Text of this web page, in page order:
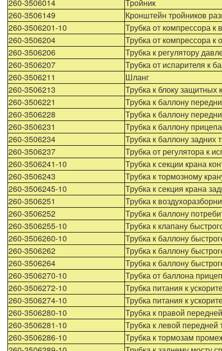
260-3506014
Тройник
260-3506149
Кронштейн тройников
260-3506201-10
Трубка от компрессора к
260-3506204
Трубка от компрессора к
260-3506206
Трубка к регулятору
260-3506207
Трубка от испарителя к
260-3506211
Шланг
260-3506213
Трубка к блоку защитных
260-3506221
Трубка к баллону
260-3506228
Трубка к баллону
260-3506231
Трубка к баллону прицепа
260-3506234
Трубка к баллону задних
260-3506237
Трубка от регулятора к
260-3506241-10
Трубка к секции крана
260-3506243
Трубка к тормозному
260-3506245-10
Трубка к секция крана
260-3506251
Трубка к
260-3506252
Трубка к баллону
260-3506255-10
Трубка к клапану
260-3506260-10
Трубка к баллону
260-3506262
Трубка к баллону
260-3506264
Трубка к баллону
260-3506270-10
Трубка от баллона
260-3506272-10
Трубка питания к
260-3506274-10
Трубка питания к
260-3506280-10
Трубка к правой
260-3506281-10
Трубка к левой
260-3506286-10
Трубка к тормозам